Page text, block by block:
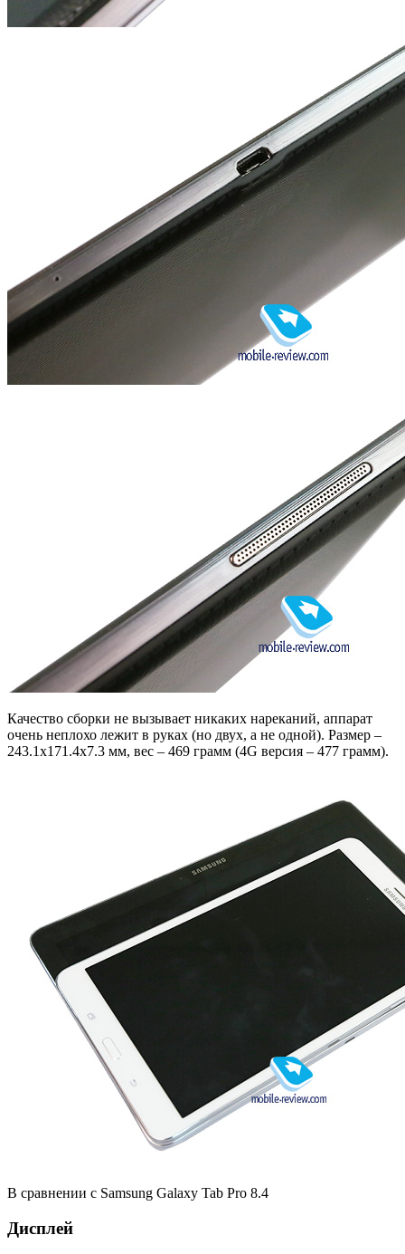
Качество сборки не вызывает никаких нареканий, аппарат
очень неплохо лежит в руках (но двух, а не одной). Размер –
243.1х171.4х7.3 мм, вес – 469 грамм (4G версия – 477 грамм).
В сравнении с Samsung Galaxy Tab Pro 8.4
Дисплей